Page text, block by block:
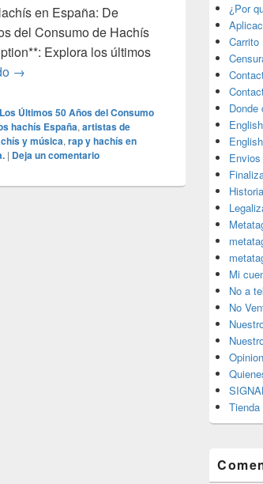
en España: De
del Consumo de Hachís
Explora los últimos
### **Los Últimos 50 Años del Consumo
→
Últimos 50 Años del Consumo
hachís España, artistas de
y música, rap y hachís en
| Deja un comentario
¿Por
Carrito
Donde
English
Mi
No a
No
Tienda